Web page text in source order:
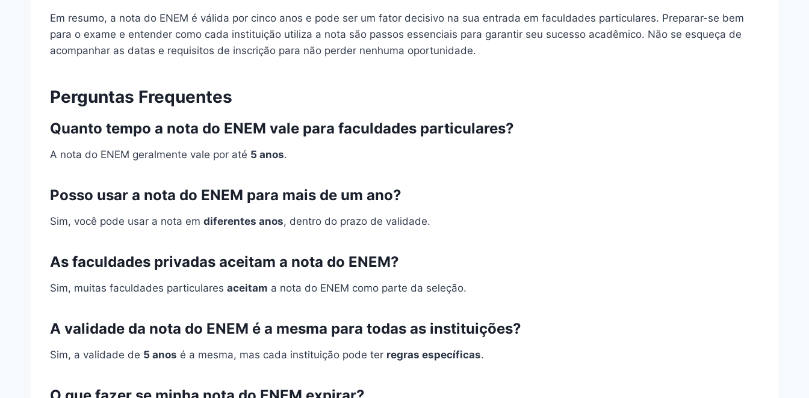
Em resumo, a nota do ENEM é válida por cinco anos e pode ser um fator decisivo na sua entrada em faculdades particulares. Preparar-se bem
para o exame e entender como cada instituição utiliza a nota são passos essenciais para garantir seu sucesso acadêmico. Não se esqueça de
acompanhar as datas e requisitos de inscrição para não perder nenhuma oportunidade.
Perguntas Frequentes
Quanto tempo a nota do ENEM vale para faculdades particulares?
A nota do ENEM geralmente vale por até 5 anos.
Posso usar a nota do ENEM para mais de um ano?
Sim, você pode usar a nota em diferentes anos, dentro do prazo de validade.
As faculdades privadas aceitam a nota do ENEM?
Sim, muitas faculdades particulares aceitam a nota do ENEM como parte da seleção.
A validade da nota do ENEM é a mesma para todas as instituições?
Sim, a validade de 5 anos é a mesma, mas cada instituição pode ter regras específicas.